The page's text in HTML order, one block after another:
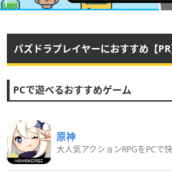
パズドラプレイヤーにおすすめ【PR
PCで遊べるおすすめゲーム
原神
大人気アクションRPGをPCで